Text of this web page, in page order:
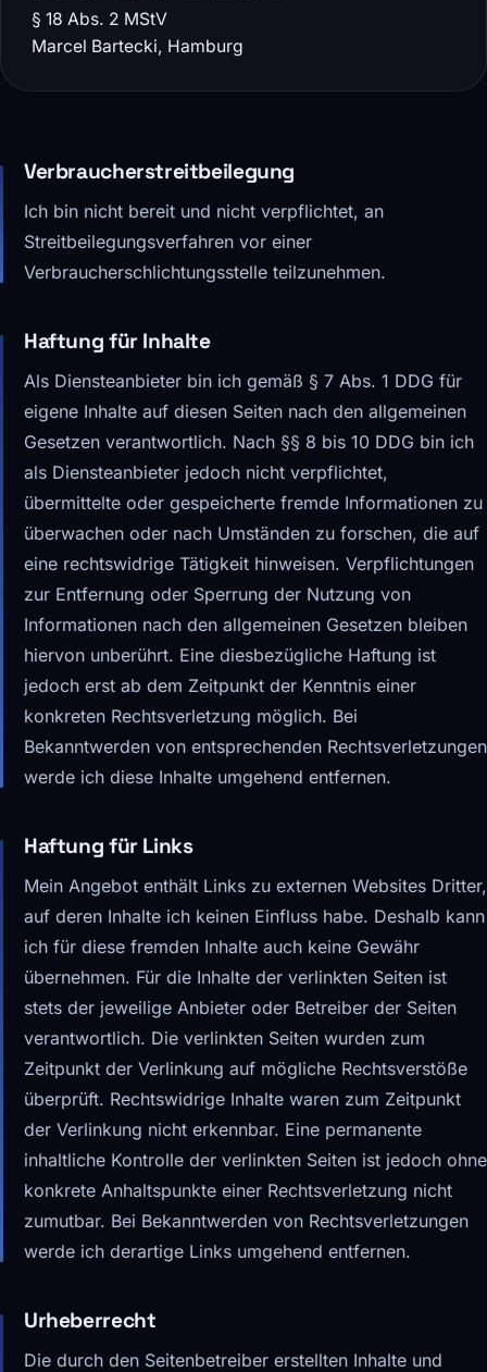
§ 18 Abs. 2 MStV
Marcel Bartecki, Hamburg
Verbraucherstreitbeilegung
Ich bin nicht bereit und nicht verpflichtet, an
Streitbeilegungsverfahren vor einer
Verbraucherschlichtungsstelle teilzunehmen.
Haftung für Inhalte
Als Diensteanbieter bin ich gemäß § 7 Abs. 1 DDG für
eigene Inhalte auf diesen Seiten nach den allgemeinen
Gesetzen verantwortlich. Nach §§ 8 bis 10 DDG bin ich
als Diensteanbieter jedoch nicht verpflichtet,
übermittelte oder gespeicherte fremde Informationen zu
überwachen oder nach Umständen zu forschen, die auf
eine rechtswidrige Tätigkeit hinweisen. Verpflichtungen
zur Entfernung oder Sperrung der Nutzung von
Informationen nach den allgemeinen Gesetzen bleiben
hiervon unberührt. Eine diesbezügliche Haftung ist
jedoch erst ab dem Zeitpunkt der Kenntnis einer
konkreten Rechtsverletzung möglich. Bei
Bekanntwerden von entsprechenden Rechtsverletzungen
werde ich diese Inhalte umgehend entfernen.
Haftung für Links
Mein Angebot enthält Links zu externen Websites Dritter,
auf deren Inhalte ich keinen Einfluss habe. Deshalb kann
ich für diese fremden Inhalte auch keine Gewähr
übernehmen. Für die Inhalte der verlinkten Seiten ist
stets der jeweilige Anbieter oder Betreiber der Seiten
verantwortlich. Die verlinkten Seiten wurden zum
Zeitpunkt der Verlinkung auf mögliche Rechtsverstöße
überprüft. Rechtswidrige Inhalte waren zum Zeitpunkt
der Verlinkung nicht erkennbar. Eine permanente
inhaltliche Kontrolle der verlinkten Seiten ist jedoch ohne
konkrete Anhaltspunkte einer Rechtsverletzung nicht
zumutbar. Bei Bekanntwerden von Rechtsverletzungen
werde ich derartige Links umgehend entfernen.
Urheberrecht
Die durch den Seitenbetreiber erstellten Inhalte und